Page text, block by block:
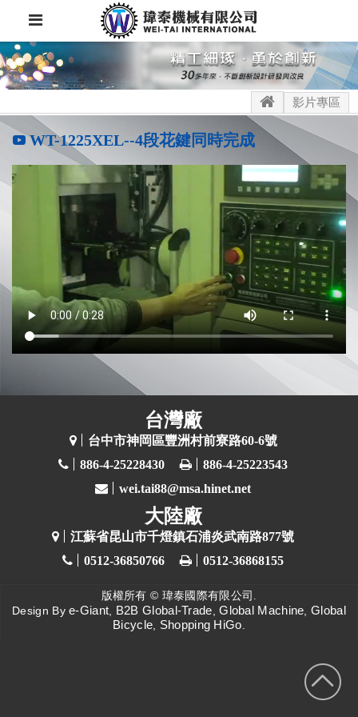
影片專區
WT-1225XEL--4段花鍵同時完成
台灣廠
台中市神岡區豐洲村前寮路60-6號
886-4-25228430
886-4-25223543
wei.tai88@msa.hinet.net
大陸廠
江蘇省昆山市千燈鎮石浦炎武南路877號
0512-36850766
0512-36868155
版權所有 © 瑋泰國際有限公司.
Design Bye-Giant B2B Global-Trade ,Global Machine ,Global
Bicycle Shopping HiGo